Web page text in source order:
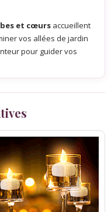
et cœurs accueillent
vos allées de jardin
pour guider vos